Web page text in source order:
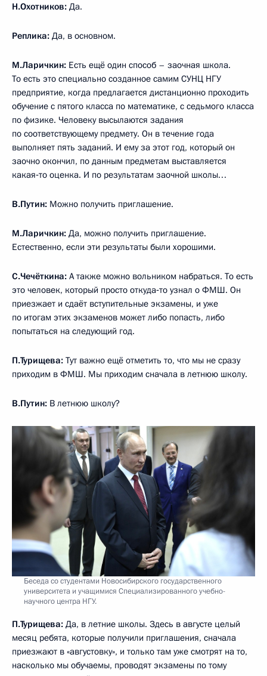
Н.Охотников: Да.
Реплика: Да, в основном.
М.Ларичкин: Есть ещё один способ – заочная школа.
То есть это специально созданное самим СУНЦ НГУ
предприятие, когда предлагается дистанционно проходить
обучение с пятого класса по математике, с седьмого класса
по физике. Человеку высылаются задания
по соответствующему предмету. Он в течение года
выполняет пять заданий. И ему за этот год, который он
заочно окончил, по данным предметам выставляется
какая‑то оценка. И по результатам заочной школы…
В.Путин: Можно получить приглашение.
М.Ларичкин: Да, можно получить приглашение.
Естественно, если эти результаты были хорошими.
С.Чечёткина: А также можно вольником набраться. То есть
это человек, который просто откуда‑то узнал о ФМШ. Он
приезжает и сдаёт вступительные экзамены, и уже
по итогам этих экзаменов может либо попасть, либо
попытаться на следующий год.
П.Турищева: Тут важно ещё отметить то, что мы не сразу
приходим в ФМШ. Мы приходим сначала в летнюю школу.
В.Путин: В летнюю школу?
Беседа со студентами Новосибирского государственного
университета и учащимися Специализированного учебно-
научного центра НГУ.
П.Турищева: Да, в летние школы. Здесь в августе целый
месяц ребята, которые получили приглашения, сначала
приезжают в «августовку», и только там уже смотрят на то,
насколько мы обучаемы, проводят экзамены по тому